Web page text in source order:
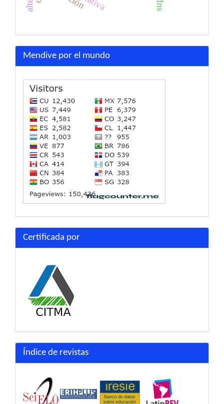
Mendive por el mundo
Certificada por
Índice de revistas